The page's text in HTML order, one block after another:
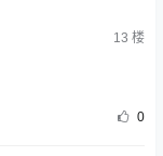
13 楼
0